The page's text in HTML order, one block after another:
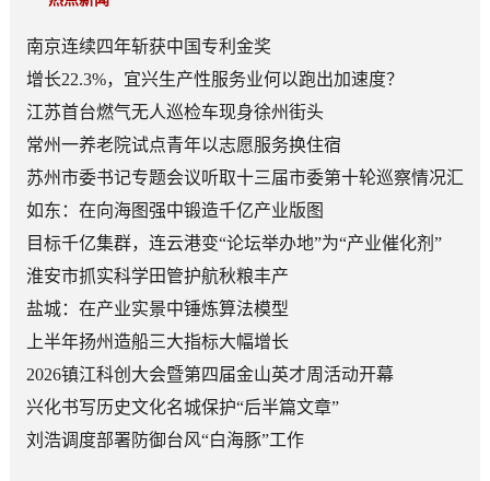
南京连续四年斩获中国专利金奖
增长22.3%，宜兴生产性服务业何以跑出加速度？
江苏首台燃气无人巡检车现身徐州街头
常州一养老院试点青年以志愿服务换住宿
苏州市委书记专题会议听取十三届市委第十轮巡察情况汇
报
如东：在向海图强中锻造千亿产业版图
目标千亿集群，连云港变“论坛举办地”为“产业催化剂”
淮安市抓实科学田管护航秋粮丰产
盐城：在产业实景中锤炼算法模型
上半年扬州造船三大指标大幅增长
2026镇江科创大会暨第四届金山英才周活动开幕
兴化书写历史文化名城保护“后半篇文章”
刘浩调度部署防御台风“白海豚”工作